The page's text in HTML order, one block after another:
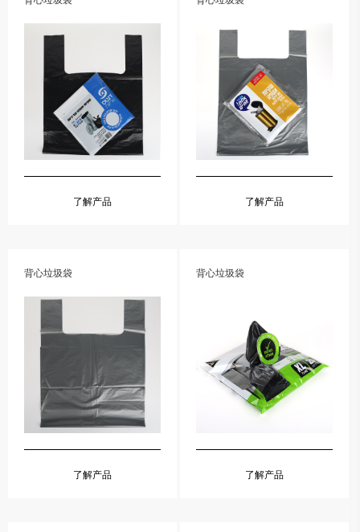
了解产品 了解产品
背心垃圾袋
了解产品
背心垃圾袋
了解产品